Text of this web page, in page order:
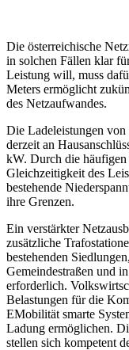
Die österreichische
in solchen Fällen klar
Leistung will, muss
Meters ermöglicht
des Netzaufwandes.
Die Ladeleistungen
derzeit an
kW. Durch die
Gleichzeitigkeit des
bestehende
ihre Grenzen.
Ein verstärkter
zusätzliche
bestehenden
Gemeindestraßen und
erforderlich.
Belastungen für die
E­Mobilität smarte
Ladung ermögli­chen.
stellen sich kompetent